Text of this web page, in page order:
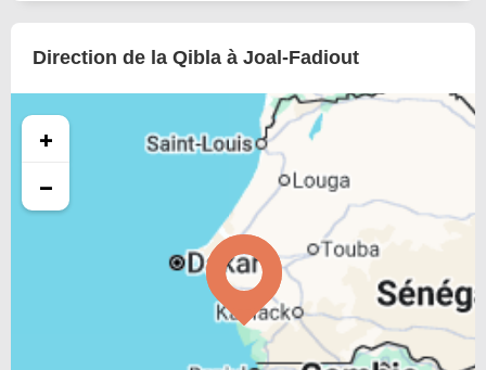
Direction de la Qibla à Joal-Fadiout
+
−